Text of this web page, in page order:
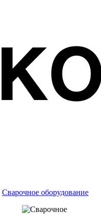
Сварочное оборудование